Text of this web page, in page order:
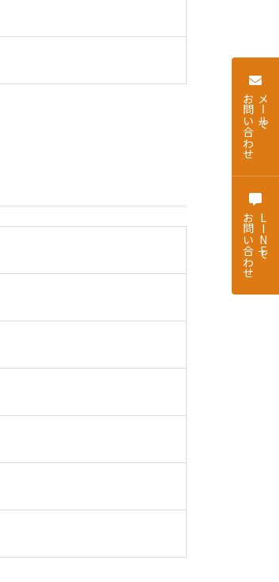
LINEで
お問い合わせ
メールで
お問い合わせ